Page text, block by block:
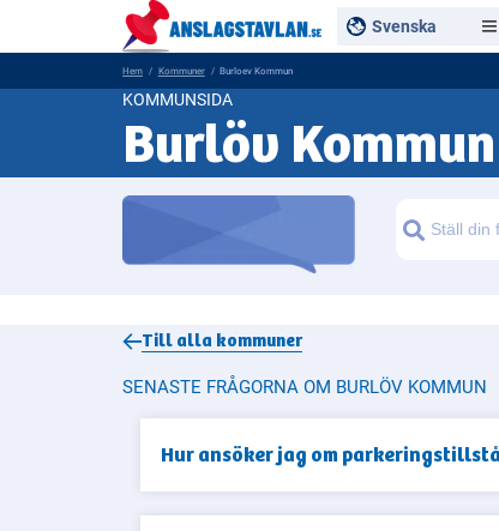
Svenska
Hem Kommuner Burloev Kommun
KOMMUNSIDA
Burlöv Kommun
Sök
Till alla kommuner
SENASTE FRÅGORNA OM BURLÖV KOMMUN
Hur ansöker jag om